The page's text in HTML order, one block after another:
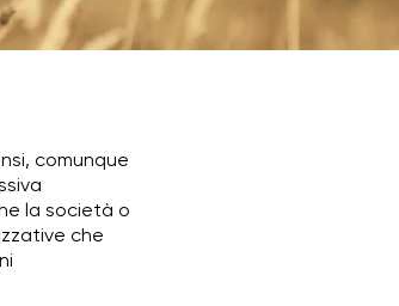
comunque
la società o
che